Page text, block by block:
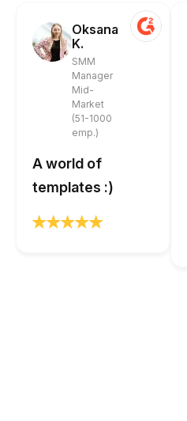
Oksana
K.
SMM
Manager
Mid-
Market
(51-1000
emp.)
A world of
templates :)